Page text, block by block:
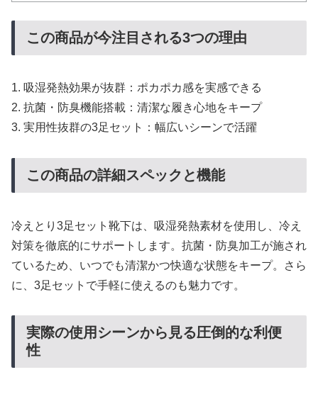
この商品が今注目される3つの理由
1. 吸湿発熱効果が抜群：ポカポカ感を実感できる
2. 抗菌・防臭機能搭載：清潔な履き心地をキープ
3. 実用性抜群の3足セット：幅広いシーンで活躍
この商品の詳細スペックと機能
冷えとり3足セット靴下は、吸湿発熱素材を使用し、冷え
対策を徹底的にサポートします。抗菌・防臭加工が施され
ているため、いつでも清潔かつ快適な状態をキープ。さら
に、3足セットで手軽に使えるのも魅力です。
実際の使用シーンから見る圧倒的な利便
性